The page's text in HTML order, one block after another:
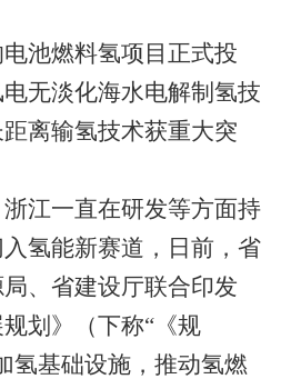
池燃料氢项目正式投
无淡化海水电解制氢技
离输氢技术获重大突
江一直在研发等方面持
氢能新赛道，日前，省
、省建设厅联合印发
规划》（下称“《规
氢基础设施，推动氢燃